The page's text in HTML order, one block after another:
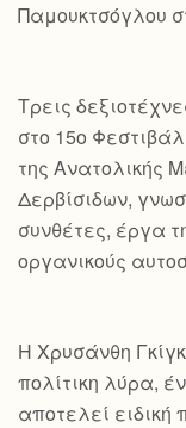
Παμουκτσόγλου
Τρεις
στο 15ο
της Ανατολικής
Δερβίσιδων,
συνθέτες, έργα
οργανικούς
Η Χρυσάνθη
πολίτικη λύρα,
αποτελεί ειδική